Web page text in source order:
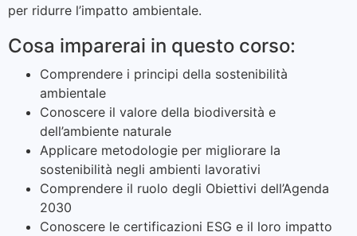
per ridurre l’impatto ambientale.
Cosa imparerai in questo corso:
Comprendere i principi della sostenibilità
ambientale
Conoscere il valore della biodiversità e
dell’ambiente naturale
Applicare metodologie per migliorare la
sostenibilità negli ambienti lavorativi
Comprendere il ruolo degli Obiettivi dell’Agenda
2030
Conoscere le certificazioni ESG e il loro impatto